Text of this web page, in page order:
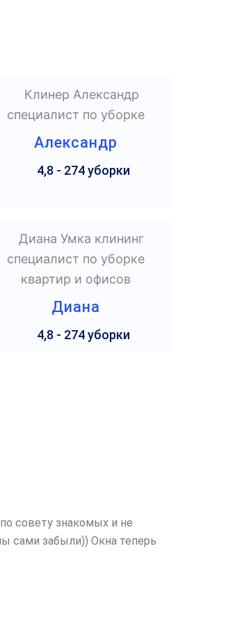
Александр
4,8 - 274 уборки
Диана
4,8 - 274 уборки
совету знакомых и не
сами забыли)) Окна теперь